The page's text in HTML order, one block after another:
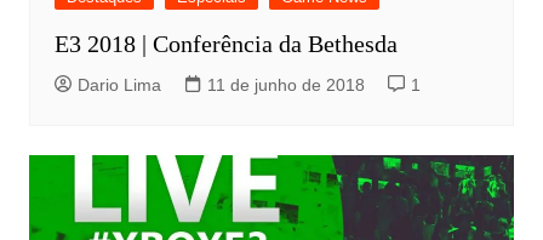
E3 2018 | Conferência da Bethesda
Dario Lima 11 de junho de 2018 1